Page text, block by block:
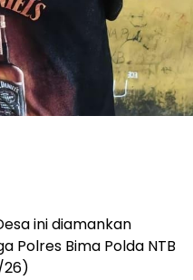
ini diamankan
Polres Bima Polda NTB
26)